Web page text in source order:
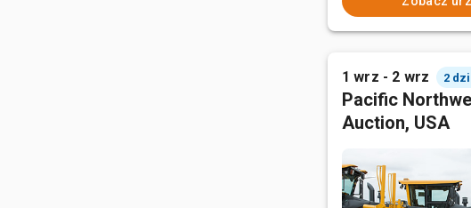
1 wrz - 2 wrz 2
Pacific
Auction, USA